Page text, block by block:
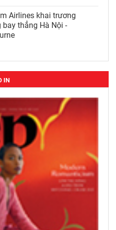
Airlines khai trương
thẳng Hà Nội -
IN